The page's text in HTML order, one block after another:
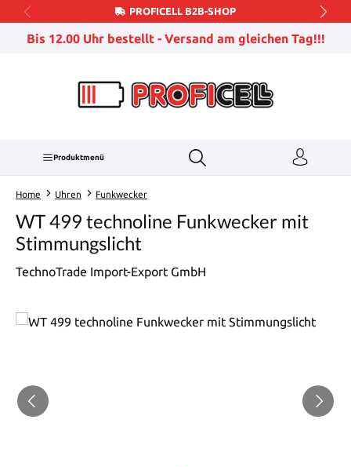
Zum Hauptinhalt springenPROFICELL B2B-SHOP
Bis 12.00 Uhr bestellt - Versand am gleichen Tag!!!
Produktmenü
Home Uhren Funkwecker
WT 499 technoline Funkwecker mit
Stimmungslicht
TechnoTrade Import-Export GmbH